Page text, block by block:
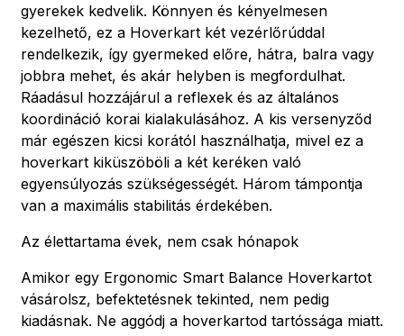
gyerekek kedvelik. Könnyen és kényelmesen
kezelhető, ez a Hoverkart két vezérlőrúddal
rendelkezik, így gyermeked előre, hátra, balra vagy
jobbra mehet, és akár helyben is megfordulhat.
Ráadásul hozzájárul a reflexek és az általános
koordináció korai kialakulásához. A kis versenyződ
már egészen kicsi korától használhatja, mivel ez a
hoverkart kiküszöböli a két keréken való
egyensúlyozás szükségességét. Három támpontja
van a maximális stabilitás érdekében.
Az élettartama évek, nem csak hónapok
Amikor egy Ergonomic Smart Balance Hoverkartot
vásárolsz, befektetésnek tekinted, nem pedig
kiadásnak. Ne aggódj a hoverkartod tartóssága miatt.